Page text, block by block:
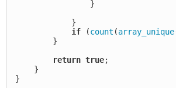
}
}
if
(count (array_unique
}
return true;
}
}